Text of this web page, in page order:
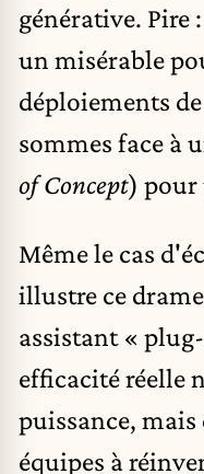
générative. Pire
un misérable
déploiements
sommes face à
of Concept) pour
Même le cas
illustre ce
assistant «
efficacité réelle
puissance, mais
équipes à